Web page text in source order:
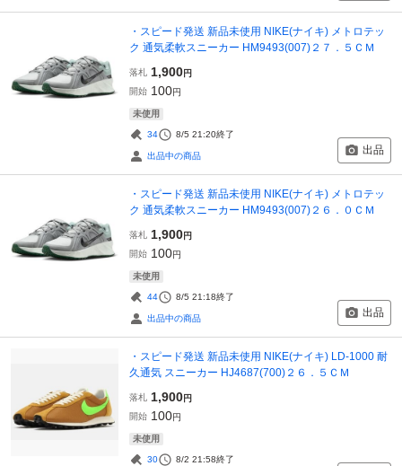
・スピード発送 新品未使用 NIKE(ナイキ) メトロテッ
ク 通気柔軟スニーカー HM9493(007)２７．５ＣＭ
落札 1,900円
開始 100円
未使用
34 8/5 21:20終了
出品中の商品 出品
・スピード発送 新品未使用 NIKE(ナイキ) メトロテッ
ク 通気柔軟スニーカー HM9493(007)２６．０ＣＭ
落札 1,900円
開始 100円
未使用
44 8/5 21:18終了
出品中の商品 出品
・スピード発送 新品未使用 NIKE(ナイキ) LD-1000 耐
久通気 スニーカー HJ4687(700)２６．５ＣＭ
落札 1,900円
開始 100円
未使用
30 8/2 21:58終了